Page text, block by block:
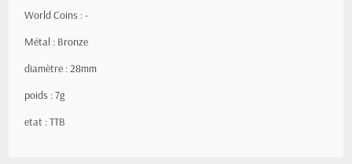
World Coins : -
Métal : Bronze
diamètre : 28mm
poids : 7g
etat : TTB